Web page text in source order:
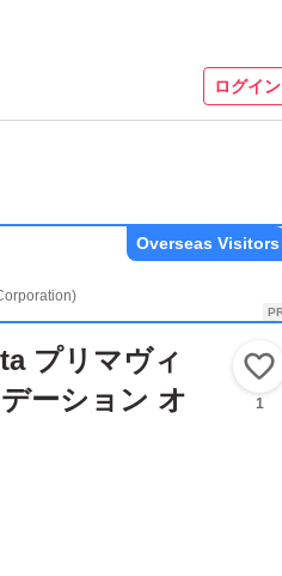
ログイン
Overseas Visitors
プリマヴィ
ーション オ
1